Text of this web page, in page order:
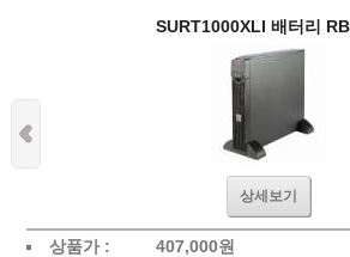
SURT1000XLI 배터리
상세보기
상품가 : 407,000원